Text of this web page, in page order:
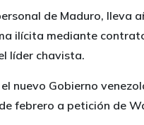
de Maduro, lleva
ilícita mediante
líder chavista.
el nuevo Gobierno
febrero a petición de